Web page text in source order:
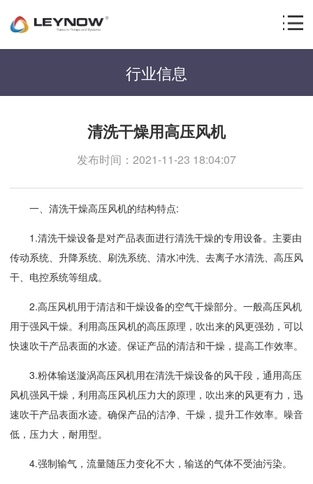
行业信息
清洗干燥用高压风机
发布时间：2021-11-23 18:04:07
一、清洗干燥高压风机的结构特点:
1.清洗干燥设备是对产品表面进行清洗干燥的专用设备。主要由
传动系统、升降系统、刷洗系统、清水冲洗、去离子水清洗、高压风
干、电控系统等组成。
2.高压风机用于清洁和干燥设备的空气干燥部分。一般高压风机
用于强风干燥。利用高压风机的高压原理，吹出来的风更强劲，可以
快速吹干产品表面的水迹。保证产品的清洁和干燥，提高工作效率。
3.粉体输送漩涡高压风机用在清洗干燥设备的风干段，通用高压
风机强风干燥，利用高压风机压力大的原理，吹出来的风更有力，迅
速吹干产品表面水迹。确保产品的洁净、干燥，提升工作效率。噪音
低，压力大，耐用型。
4.强制输气，流量随压力变化不大，输送的气体不受油污染。